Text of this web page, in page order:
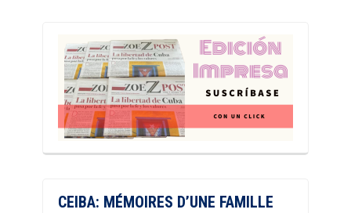
CEIBA: MÉMOIRES D’UNE FAMILLE